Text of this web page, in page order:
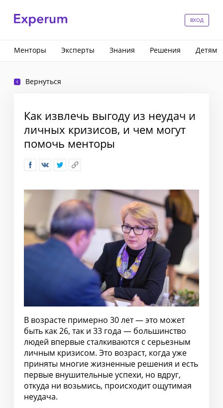
ВХОД
Менторы Эксперты Знания Решения Детям
Вернуться
Как извлечь выгоду из неудач и
личных кризисов, и чем могут
помочь менторы
В возрасте примерно 30 лет — это может
быть как 26, так и 33 года — большинство
людей впервые сталкиваются с серьезным
личным кризисом. Это возраст, когда уже
приняты многие жизненные решения и есть
первые внушительные успехи, но вдруг,
откуда ни возьмись, происходит ощутимая
неудача.